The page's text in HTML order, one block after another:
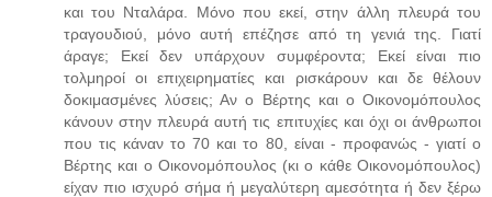
και του Νταλάρα. Μόνο που εκεί, στην άλλη πλευρά του
τραγουδιού, μόνο αυτή επέζησε από τη γενιά της. Γιατί
άραγε; Εκεί δεν υπάρχουν συμφέροντα; Εκεί είναι πιο
τολμηροί οι επιχειρηματίες και ρισκάρουν και δε θέλουν
δοκιμασμένες λύσεις; Αν ο Βέρτης και ο Οικονομόπουλος
κάνουν στην πλευρά αυτή τις επιτυχίες και όχι οι άνθρωποι
που τις κάναν το 70 και το 80, είναι - προφανώς - γιατί ο
Βέρτης και ο Οικονομόπουλος (κι ο κάθε Οικονομόπουλος)
είχαν πιο ισχυρό σήμα ή μεγαλύτερη αμεσότητα ή δεν ξέρω